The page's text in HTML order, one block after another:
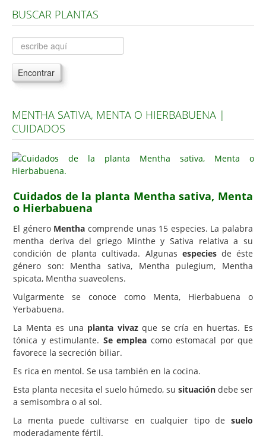
Árboles, Cicas y Palmeras de la G a la Z
Plantas Anuales y Perennes
Plantas Bulbosas y Acuáticas
Plantas de Interior
Plantas Aromáticas y de Huerto
Plantas Carnívoras y Orquídeas
Consejos
Hemisferio Sur
Enfermedades
Animales
Hongos
Carencias
Fotos
Flores y Plantas
Árboles y Palmeras
Arbustos y Trepadoras
Cactus y Suculentas
BUSCAR PLANTAS
Encontrar
MENTHA SATIVA, MENTA O HIERBABUENA |
CUIDADOS
Cuidados de la planta Mentha sativa, Menta
o Hierbabuena
El género Mentha comprende unas 15 especies. La palabra
mentha deriva del griego Minthe y Sativa relativa a su
condición de planta cultivada. Algunas especiesde éste
género son: Mentha sativa, Mentha pulegium, Mentha
spicata, Mentha suaveolens.
Vulgarmente se conoce como Menta, Hierbabuena o
Yerbabuena.
La Menta es una planta vivazque se cría en huertas. Es
tónica y estimulante. Se emplea como estomacal por que
favorece la secreción biliar.
Es rica en mentol. Se usa también en la cocina.
Esta planta necesita el suelo húmedo, su situación debe ser
a semisombra o al sol.
La menta puede cultivarse en cualquier tipo de suelo
moderadamente fértil.